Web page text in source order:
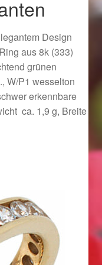
Design
aus 8k (333)
grünen
W/P1 wesselton
erkennbare
ca. 1,9 g, Breite